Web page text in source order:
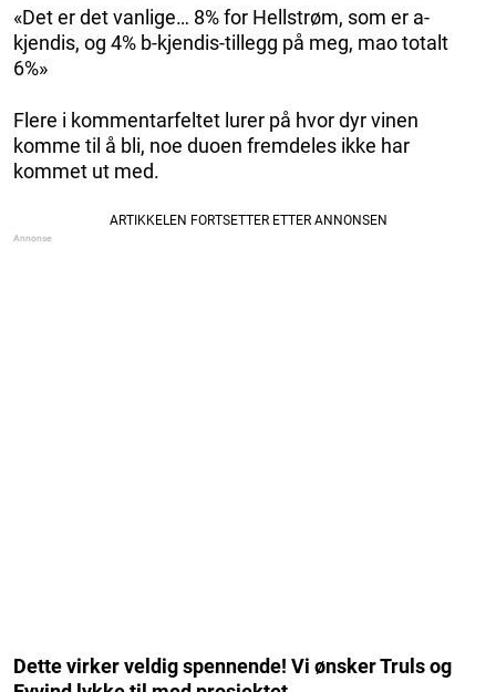
«Det er det vanlige… 8% for Hellstrøm, som er a-
kjendis, og 4% b-kjendis-tillegg på meg, mao totalt
6%»
Flere i kommentarfeltet lurer på hvor dyr vinen
komme til å bli, noe duoen fremdeles ikke har
kommet ut med.
Dette virker veldig spennende! Vi ønsker Truls og